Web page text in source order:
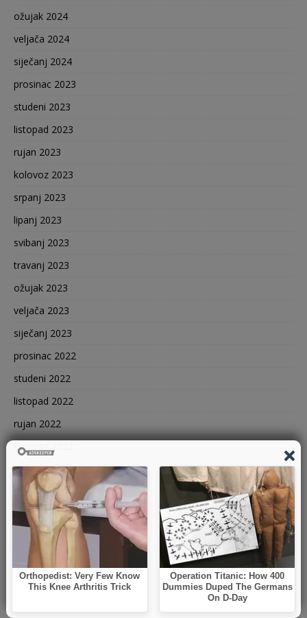
ožujak 2024
veljača 2024
siječanj 2024
prosinac 2023
studeni 2023
listopad 2023
rujan 2023
kolovoz 2023
srpanj 2023
lipanj 2023
svibanj 2023
travanj 2023
ožujak 2023
veljača 2023
siječanj 2023
prosinac 2022
studeni 2022
listopad 2022
rujan 2022
kolovoz 2022
srpanj 2022
svibanj 2022
ožujak 2022
veljača 2022
siječanj 2022
prosinac 2021